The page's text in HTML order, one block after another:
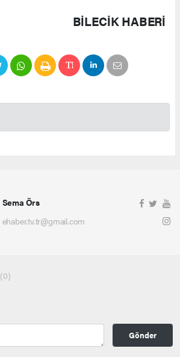
BILECIK HABERİ
Sema Örs
ehaber.tv.tr@gmail.com
(0)
Gönder